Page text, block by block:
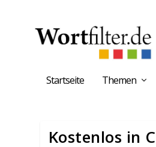
Startseite Themen
Kostenlos in